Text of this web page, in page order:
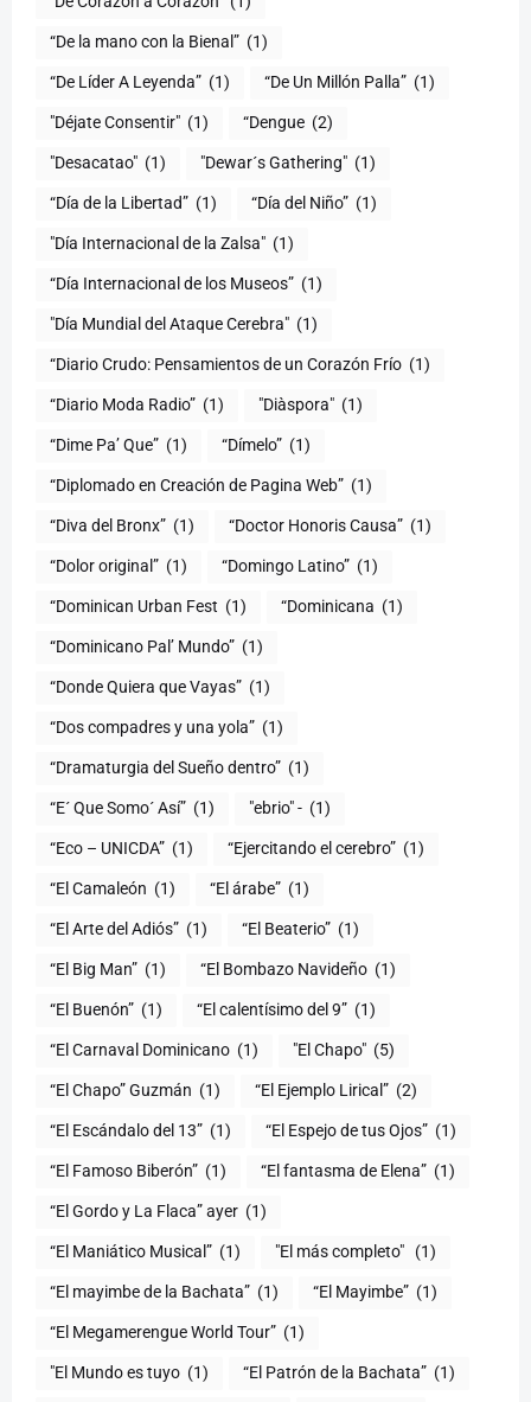
(1)
“De Líder A Leyenda” (1) “De Un Millón Palla” (1)
"Déjate Consentir" (1) “Dengue (2)
"Desacatao" (1) "Dewar´s Gathering" (1)
(1) “Día del Niño” (1)
"Día Internacional de la Zalsa" (1)
“Día Internacional de los Museos” (1)
"Día Mundial del Ataque Cerebra" (1)
“Diario Crudo: Pensamientos de un Corazón Frío (1)
“Diario Moda Radio” (1) (1)
“Dime Pa’ Que” (1) “Dímelo” (1)
“Diplomado en Creación de Pagina Web” (1)
“Diva del Bronx” (1) “Doctor Honoris Causa” (1)
“Dolor original” (1) “Domingo Latino” (1)
“Dominican Urban Fest (1) “Dominicana (1)
“Dominicano Pal’ Mundo” (1)
“Donde Quiera que Vayas” (1)
“Dos compadres y una yola” (1)
“Dramaturgia del Sueño dentro” (1)
“E´ Que Somo´ Así” (1) "ebrio" - (1)
“Eco – UNICDA” (1) “Ejercitando el cerebro” (1)
“El Camaleón (1) “El árabe” (1)
“El Arte del Adiós” (1) “El Beaterio” (1)
“El Big Man” (1) “El Bombazo Navideño (1)
“El Buenón” (1) “El calentísimo del 9” (1)
“El Carnaval Dominicano (1) "El Chapo" (5)
“El Chapo” Guzmán (1) “El Ejemplo Lirical” (2)
“El Escándalo del 13” (1) “El Espejo de tus Ojos” (1)
“El Famoso Biberón” (1) “El fantasma de Elena” (1)
“El Gordo y La Flaca” ayer (1)
“El Maniático Musical” (1) "El más completo" ​ (1)
“El mayimbe de la Bachata” (1) “El Mayimbe” (1)
“El Megamerengue World Tour” (1)
"El Mundo es tuyo (1) “El Patrón de la Bachata” (1)